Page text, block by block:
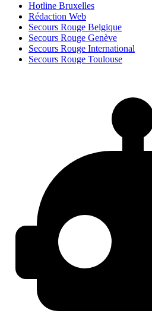
Hotline Bruxelles
Rédaction Web
Secours Rouge Belgique
Secours Rouge Genève
Secours Rouge International
Secours Rouge Toulouse